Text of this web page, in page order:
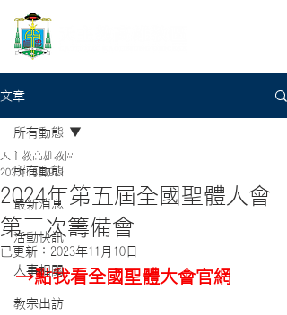
文章
所有動態
最新消息
活動快訊
人事相關
教宗出訪
所有動態
2024年第五屆全國聖體大會
第三次籌備會
天主教高雄教區
2023年8月9日
已更新： 2023年11月10日
→點我看全國聖體大會官網